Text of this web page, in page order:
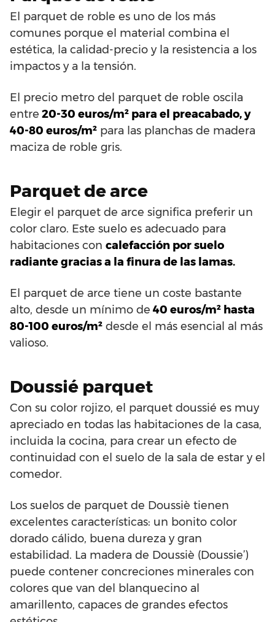
El parquet de roble es uno de los más
comunes porque el material combina el
estética, la calidad-precio y la resistencia a los
impactos y a la tensión.
El precio metro del parquet de roble oscila
entre 20-30 euros/m² para el preacabado, y
40-80 euros/m² para las planchas de madera
maciza de roble gris.
Parquet de arce
Elegir el parquet de arce significa preferir un
color claro. Este suelo es adecuado para
habitaciones con calefacción por suelo
radiante gracias a la finura de las lamas.
El parquet de arce tiene un coste bastante
alto, desde un mínimo de 40 euros/m² hasta
80-100 euros/m² desde el más esencial al más
valioso.
Doussié parquet
Con su color rojizo, el parquet doussié es muy
apreciado en todas las habitaciones de la casa,
incluida la cocina, para crear un efecto de
continuidad con el suelo de la sala de estar y el
comedor.
Los suelos de parquet de Doussiè tienen
excelentes características: un bonito color
dorado cálido, buena dureza y gran
estabilidad. La madera de Doussiè (Doussie’)
puede contener concreciones minerales con
colores que van del blanquecino al
amarillento, capaces de grandes efectos